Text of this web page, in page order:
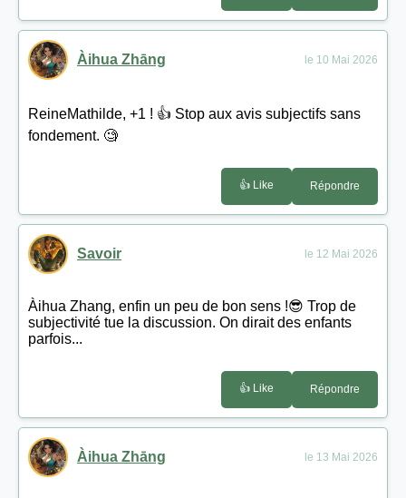
Àihua Zhāng le 10 Mai 2026
ReineMathilde, +1 ! 👍 Stop aux avis subjectifs sans
fondement. 🧐
👍 Like Répondre
Savoir le 12 Mai 2026
Àihua Zhang, enfin un peu de bon sens !😎 Trop de
subjectivité tue la discussion. On dirait des enfants
parfois...
👍 Like Répondre
Àihua Zhāng le 13 Mai 2026